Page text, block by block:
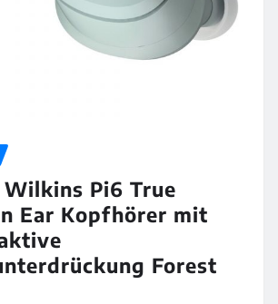
Pi6 True
Ear Kopfhörer mit
Forest